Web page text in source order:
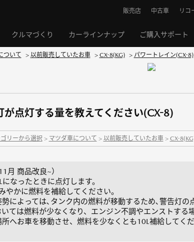
クルマづくり カーラインナップ ご購入サポート
販売店 中古車 リコ
ついて > 以前販売していたお車 > CX-8(KG) > パワートレイン(CX-8)
が点灯する量を教えてください(CX-8)
リーから選択 > マツダ車について > 以前販売していたお車> CX-
月 商品改良~）
なったときに点灯します。
やかに燃料を補給してください。
によっては､タンク内の燃料が移動するため､警告灯の
ては燃料が少なくなり、エンジン不調やエンストする場
へお車を移動させ、燃料を少なくとも10L補給してくだ